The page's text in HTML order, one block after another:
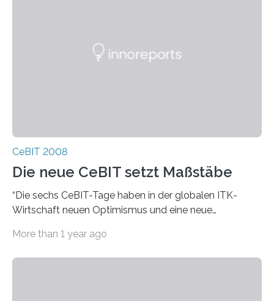
CeBIT 2008
Die neue CeBIT setzt Maßstäbe
“Die sechs CeBIT-Tage haben in der globalen ITK-
Wirtschaft neuen Optimismus und eine neue
der CeBIT 2008…
More than 1 year ago